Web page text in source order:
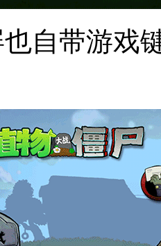
自带游戏